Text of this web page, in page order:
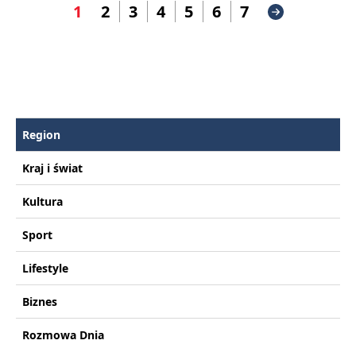
1 2 3 4 5 6 7
Region
Kraj i świat
Kultura
Sport
Lifestyle
Biznes
Rozmowa Dnia